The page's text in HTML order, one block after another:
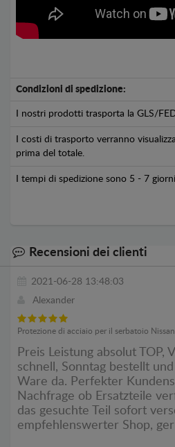
Condizioni di spedizione:
I nostri prodotti trasporta la GLS/
I costi di trasporto verranno
prima del totale.
I tempi di spedizione sono 5 - 7
Recensioni dei clienti
2021-06-28 13:48:03
Alexander
Protezione di acciaio per il serbatoio
Preis Leistung absolut TOP,
schnell, Sonntag bestellt
Ware da. Perfekter
Nachfrage ob Ersatzteile
das gesuchte Teil sofort
empfehlenswerter Shop,